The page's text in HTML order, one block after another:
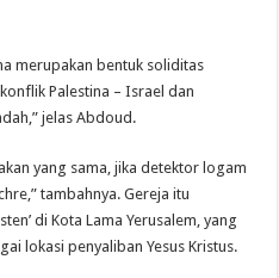
merupakan bentuk soliditas
Palestina – Israel dan
jelas Abdoud.
yang sama, jika detektor logam
tambahnya. Gereja itu
di Kota Lama Yerusalem, yang
lokasi penyaliban Yesus Kristus.